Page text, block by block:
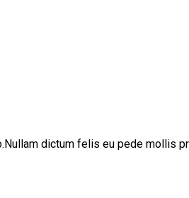
dictum felis eu pede mollis